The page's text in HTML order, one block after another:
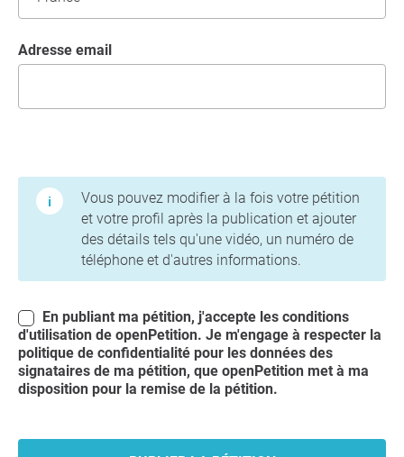
Adresse email
Vous pouvez modifier à la fois votre pétition
et votre profil après la publication et ajouter
des détails tels qu'une vidéo, un numéro de
téléphone et d'autres informations.
d'utilisation de openPetition. Je m'engage à respecter la
politique de confidentialité pour les données des
signataires de ma pétition, que openPetition met à ma
disposition pour la remise de la pétition.